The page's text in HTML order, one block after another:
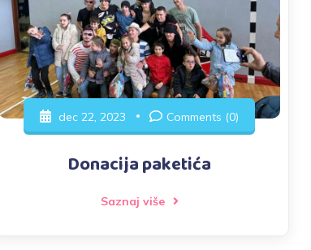
dec 22, 2023 Comments (0)
Donacija paketića
Saznaj više